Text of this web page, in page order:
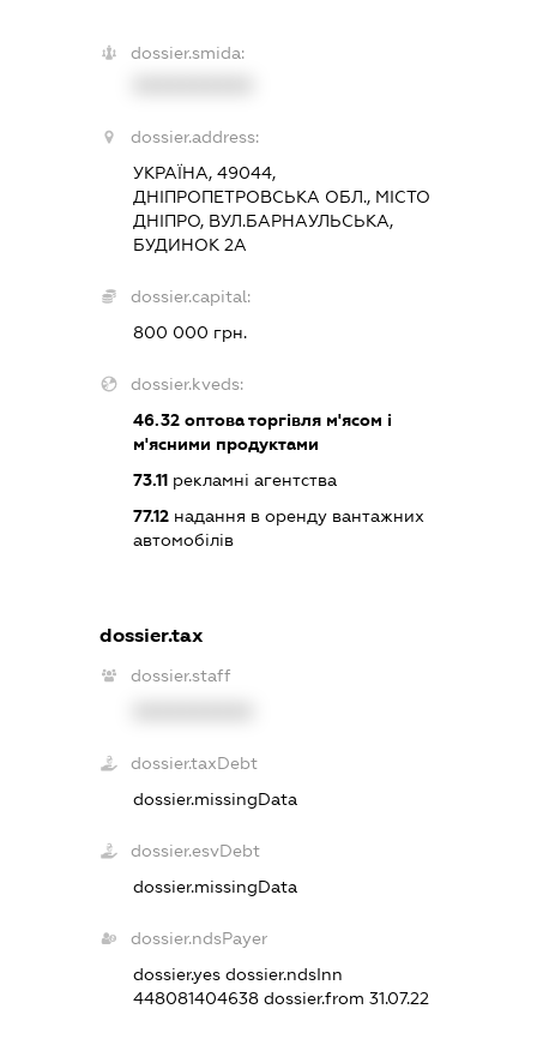
dossier.smida:
dossier.address:
УКРАЇНА, 49044,
ДНІПРОПЕТРОВСЬКА ОБЛ., МІСТО
ДНІПРО, ВУЛ.БАРНАУЛЬСЬКА,
БУДИНОК 2А
dossier.capital:
800 000 грн.
dossier.kveds:
46.32 оптова торгівля м'ясом і
м'ясними продуктами
73.11 рекламні агентства
77.12 надання в оренду вантажних
автомобілів
dossier.tax
dossier.staff
dossier.taxDebt
dossier.missingData
dossier.esvDebt
dossier.missingData
dossier.ndsPayer
dossier.yesdossier.ndsInn
448081404638dossier.from 31.07.22